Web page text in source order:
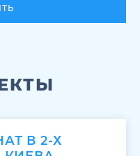
В 2-Х